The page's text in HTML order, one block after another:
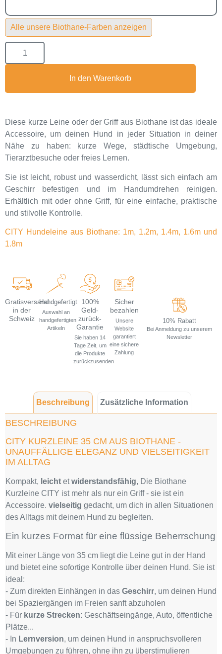
Diese kurze Leine oder der Griff aus Biothane ist das ideale
Accessoire, um deinen Hund in jeder Situation in deiner
Nähe zu haben: kurze Wege, städtische Umgebung,
Tierarztbesuche oder freies Lernen.
Sie ist leicht, robust und wasserdicht, lässt sich einfach am
Geschirr befestigen und im Handumdrehen reinigen.
Erhältlich mit oder ohne Griff, für eine einfache, praktische
und stilvolle Kontrolle.
CITY Hundeleine aus Biothane: 1m, 1.2m, 1.4m, 1.6m und
1.8m
Alle unsere Biothane-Farben anzeigen
In den Warenkorb
Gratisversand
in der
Schweiz
Handgefertigt
Auswahl an
handgefertigten
Artikeln
100%
Geld-
zurück-
Garantie
Sie haben 14
Tage Zeit, um
die Produkte
zurückzusenden
Sicher
bezahlen
Unsere
Website
garantiert
eine sichere
Zahlung
10% Rabatt
Bei Anmeldung zu unserem
Newsletter
Beschreibung Zusätzliche Information
BESCHREIBUNG
CITY KURZLEINE 35 CM AUS BIOTHANE -
UNAUFFÄLLIGE ELEGANZ UND VIELSEITIGKEIT
IM ALLTAG
Kompakt, leicht etwiderstandsfähig, Die Biothane
Kurzleine CITY ist mehr als nur ein Griff - sie ist ein
Accessoire. vielseitig gedacht, um dich in allen Situationen
des Alltags mit deinem Hund zu begleiten.
Ein kurzes Format für eine flüssige Beherrschung
Mit einer Länge von 35 cm liegt die Leine gut in der Hand
und bietet eine sofortige Kontrolle über deinen Hund. Sie ist
ideal:
- Zum direkten Einhängen in das Geschirr, um deinen Hund
bei Spaziergängen im Freien sanft abzuholen
- Für kurze Strecken: Geschäftseingänge, Auto, öffentliche
Plätze...
- In Lernversion, um deinen Hund in anspruchsvolleren
Umgebungen zu führen, ohne ihn zu überstimulieren